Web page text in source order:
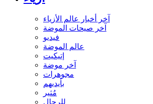
آخر أخبار عالم الأزياء
آخر صيحات الموضة
فيديو
عالم الموضة
إتيكيت
آخر موضة
مجوهرات
بأيديهم
مُثير
للرجال